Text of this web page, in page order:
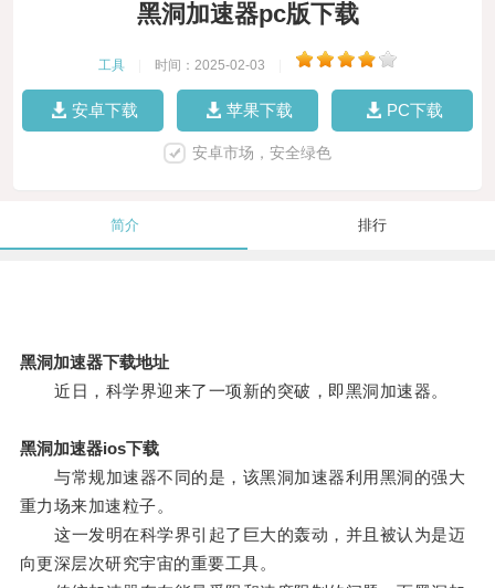
黑洞加速器pc版下载
工具 时间：2025-02-03
安卓下载 苹果下载 PC下载
安卓市场，安全绿色
简介 排行
黑洞加速器下载地址
近日，科学界迎来了一项新的突破，即黑洞加速器。
黑洞加速器ios下载
与常规加速器不同的是，该黑洞加速器利用黑洞的强大
重力场来加速粒子。
这一发明在科学界引起了巨大的轰动，并且被认为是迈
向更深层次研究宇宙的重要工具。